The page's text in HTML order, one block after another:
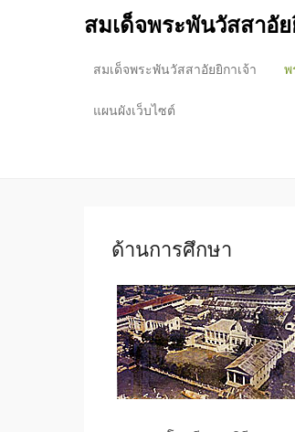
สมเด็จพระพันวัสสาอัย
Primary Menu
Skip to content
สมเด็จพระพันวัสสาอัยยิกาเจ้า พ
แผนผังเว็บไซต์
ด้านการศึกษา